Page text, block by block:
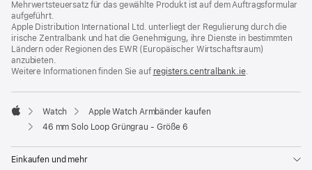
Mehrwertsteuersatz für das gewählte Produkt ist auf dem Auftragsformular
aufgeführt.
Apple Distribution International Ltd. unterliegt der Regulierung durch die
irische Zentralbank und hat die Genehmigung, ihre Dienste in bestimmten
Ländern oder Regionen des EWR (Europäischer Wirtschaftsraum)
anzubieten.
Weitere Informationen finden Sie auf registers.centralbank.ie(Öffnet
neues
.
Apple
Watch
Apple Watch Armbänder kaufen
46 mm Solo Loop Grüngrau - Größe 6
Einkaufen und mehr